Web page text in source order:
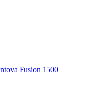
Fusion 1500